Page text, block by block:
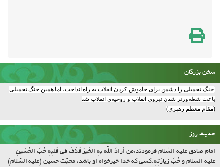
سخن بزرگان
جنگ تحمیلی را دشمن برای خاموش کردن انقلاب به راه انداخت، اما همین جنگ تحمیلی
باعث شعله‌ورتر شدن نیروی انقلاب و روحیه‌ی انقلاب شد
(مقام معظم رهبری)
حدیث روز
امام صادق علیه السّلام فرمودند:مَن أرادَ اللّه بِهِ الخَیرَ قَذَفَ فی قَلبِهِ حُبَّ الحُسَینِ
علیه السلام و حُبَّ زیارَتِهِ.کسى که خدا خیرخواه او باشد، محبّت حسین (علیه السّلام)